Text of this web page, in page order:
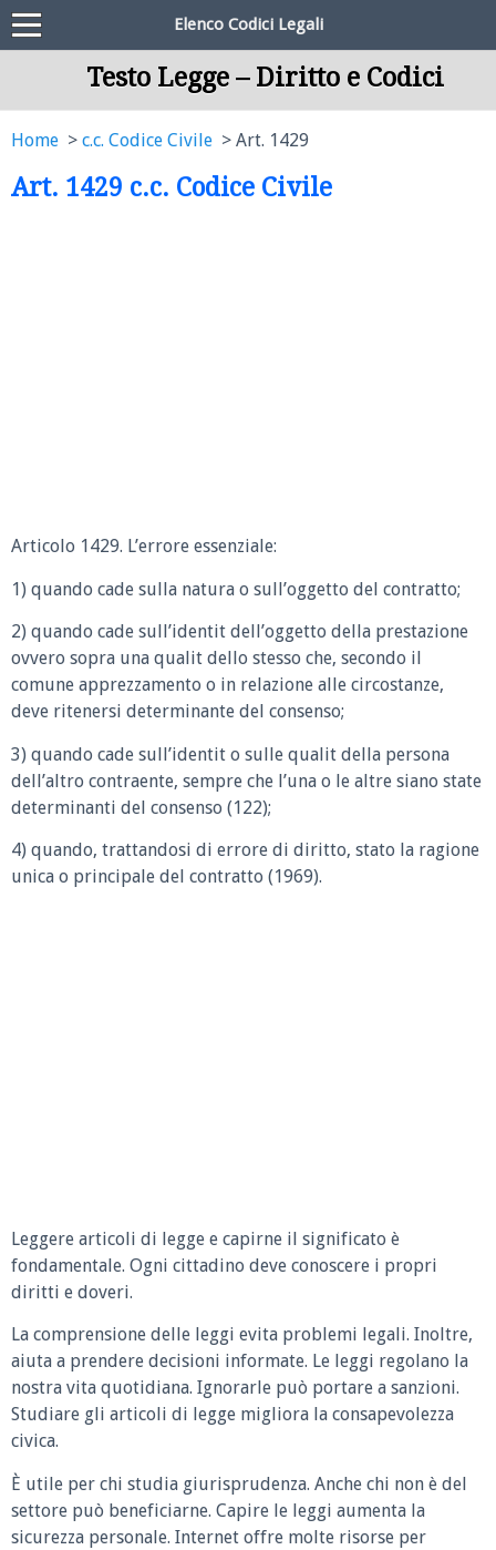
Elenco Codici Legali
Testo Legge – Diritto e Codici
Home c.c. Codice Civile Art. 1429
Art. 1429 c.c. Codice Civile
Articolo 1429. L’errore essenziale:
1) quando cade sulla natura o sull’oggetto del contratto;
2) quando cade sull’identit dell’oggetto della prestazione
ovvero sopra una qualit dello stesso che, secondo il
comune apprezzamento o in relazione alle circostanze,
deve ritenersi determinante del consenso;
3) quando cade sull’identit o sulle qualit della persona
dell’altro contraente, sempre che l’una o le altre siano state
determinanti del consenso (122);
4) quando, trattandosi di errore di diritto, stato la ragione
unica o principale del contratto (1969).
Leggere articoli di legge e capirne il significato è
fondamentale. Ogni cittadino deve conoscere i propri
diritti e doveri.
La comprensione delle leggi evita problemi legali. Inoltre,
aiuta a prendere decisioni informate. Le leggi regolano la
nostra vita quotidiana. Ignorarle può portare a sanzioni.
Studiare gli articoli di legge migliora la consapevolezza
civica.
È utile per chi studia giurisprudenza. Anche chi non è del
settore può beneficiarne. Capire le leggi aumenta la
sicurezza personale. Internet offre molte risorse per